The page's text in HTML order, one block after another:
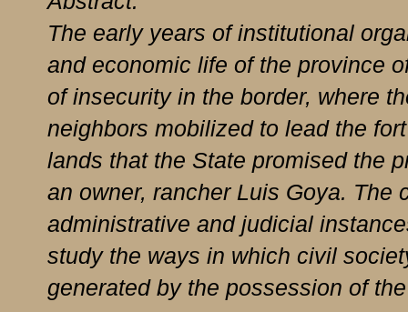
The early years of institutional
and economic life of the province
of insecurity in the border, where
neighbors mobilized to lead the
lands that the State promised the
an owner, rancher Luis Goya. The
administrative and judicial
study the ways in which civil
generated by the possession of